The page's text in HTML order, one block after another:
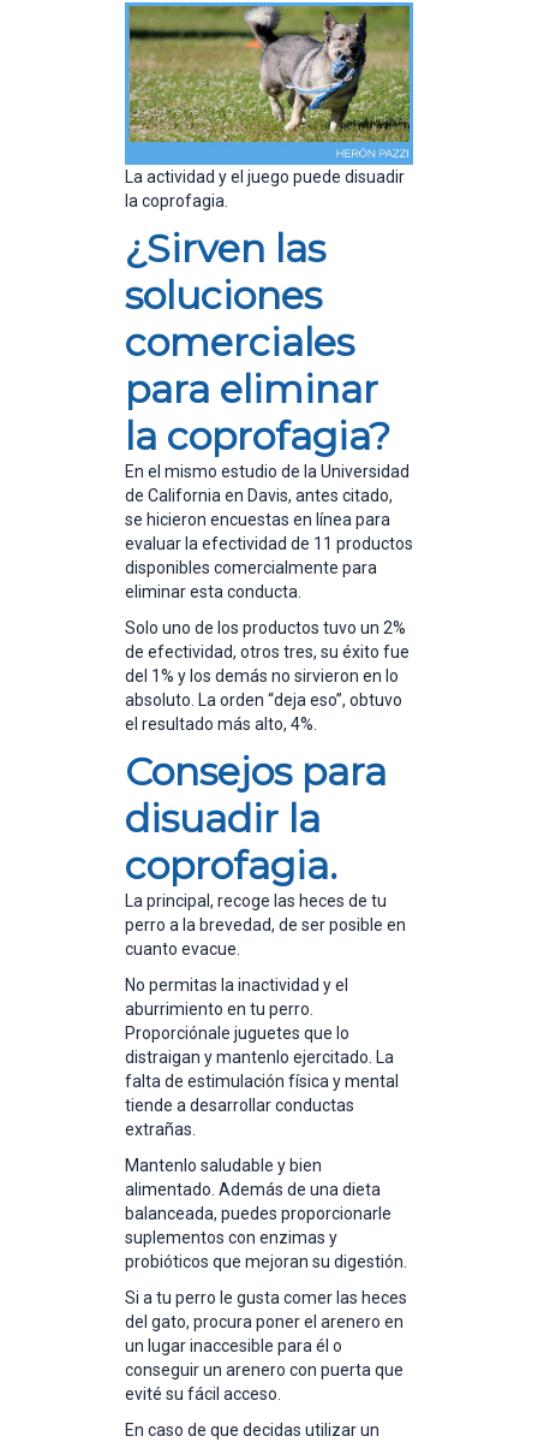
La actividad y el juego puede disuadir
la coprofagia.
¿Sirven las
soluciones
comerciales
para eliminar
la coprofagia?
En el mismo estudio de la Universidad
de California en Davis, antes citado,
se hicieron encuestas en línea para
evaluar la efectividad de 11 productos
disponibles comercialmente para
eliminar esta conducta.
Solo uno de los productos tuvo un 2%
de efectividad, otros tres, su éxito fue
del 1% y los demás no sirvieron en lo
absoluto. La orden “deja eso”, obtuvo
el resultado más alto, 4%.
Consejos para
disuadir la
coprofagia.
La principal, recoge las heces de tu
perro a la brevedad, de ser posible en
cuanto evacue.
No permitas la inactividad y el
aburrimiento en tu perro.
Proporciónale juguetes que lo
distraigan y mantenlo ejercitado. La
falta de estimulación física y mental
tiende a desarrollar conductas
extrañas.
Mantenlo saludable y bien
alimentado. Además de una dieta
balanceada, puedes proporcionarle
suplementos con enzimas y
probióticos que mejoran su digestión.
Si a tu perro le gusta comer las heces
del gato, procura poner el arenero en
un lugar inaccesible para él o
conseguir un arenero con puerta que
evité su fácil acceso.
En caso de que decidas utilizar un